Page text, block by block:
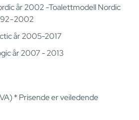
år 2002 -Toalettmodell Nordic
- 2002
år 2005-2017
år 2007 - 2013
* Prisende er veiledende